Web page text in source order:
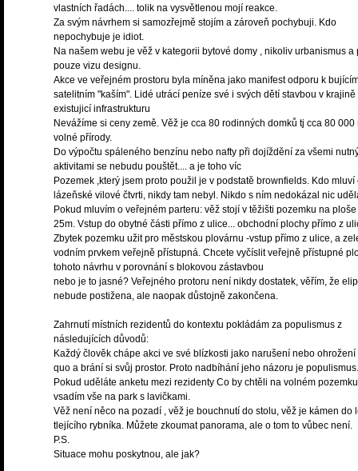
vlastních řadách.... tolik na vysvětlenou mojí reakce.
Za svým návrhem si samozřejmě stojím a zároveň pochybuji. Kdo
nepochybuje je idiot.
Na našem webu je věž v kategorii bytové domy , nikoliv urbanismus a
pouze vizu designu.
Akce ve veřejném prostoru byla míněna jako manifest odporu k
satelitním "kaším". Lidé utrácí peníze své i svých dětí stavbou v krajině
existujicí infrastrukturu
Nevážíme si ceny země. Věž je cca 80 rodinných domků tj cca 80 000
volné přírody.
Do výpočtu spáleného benzínu nebo nafty při dojíždění za všemi
aktivitami se nebudu pouštět.... a je toho víc
Pozemek ,který jsem proto použil je v podstatě brownfields. Kdo mluví
lázeňské vilové čtvrti, nikdy tam nebyl. Nikdo s ním nedokázal nic
Pokud mluvím o veřejném parteru: věž stojí v těžišti pozemku na
25m. Vstup do obytné části přímo z ulice... obchodní plochy přímo z
Zbytek pozemku užit pro městskou plovárnu -vstup přímo z ulice, a
vodním prvkem veřejně přístupná. Chcete vyčíslit veřejně přístupné
tohoto návrhu v porovnání s blokovou zástavbou
nebo je to jasné? Veřejného protoru není nikdy dostatek, věřím, že
nebude postižena, ale naopak důstojně zakončena.
Zahrnutí místních rezidentů do kontextu pokládám za populismus z
následujících důvodů:
Každý člověk chápe akci ve své blízkosti jako narušení nebo ohrožení
quo a brání si svůj prostor. Proto nadbíhání jeho názoru je populismus.
Pokud uděláte anketu mezi rezidenty Co by chtěli na volném
vsadím vše na park s lavičkami.
Věž není něco na pozadí , věž je bouchnutí do stolu, věž je kámen do
tlejícího rybníka. Můžete zkoumat panorama, ale o tom to vůbec není.
P.S.
Situace mohu poskytnou, ale jak?